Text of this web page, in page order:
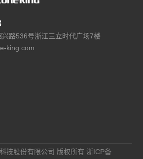
路536号浙江三立时代广场7楼
king.com
技股份有限公司 版权所有 浙ICP备